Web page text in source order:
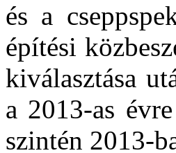
és a
építési
kiválasztása
a 2013-as
szintén 2013-